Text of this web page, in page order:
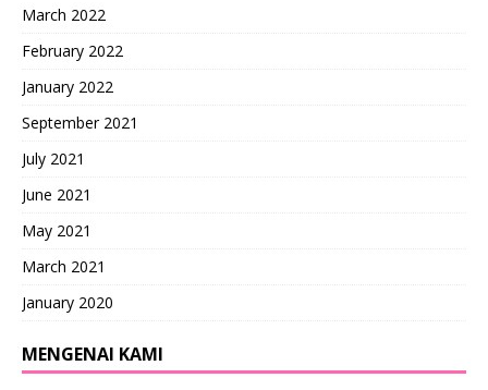
March 2022
February 2022
January 2022
September 2021
July 2021
June 2021
May 2021
March 2021
January 2020
MENGENAI KAMI